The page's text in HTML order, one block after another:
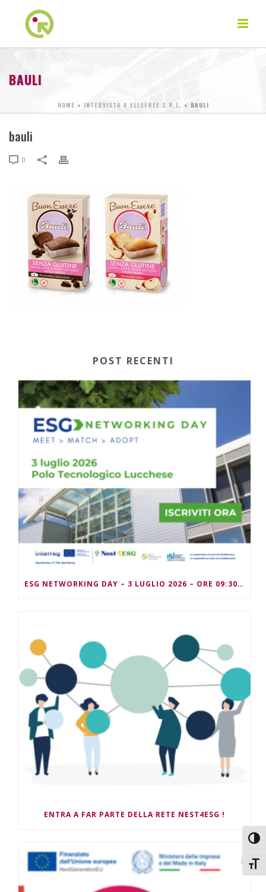
BAULI
HOME » INTERVISTA A ELLEFREE S.R.L. » BAULI
bauli
0
POST RECENTI
ESG NETWORKING DAY – 3 LUGLIO 2026 – ORE 09:30/13:00
ENTRA A FAR PARTE DELLA RETE NEST4ESG !